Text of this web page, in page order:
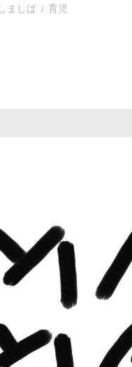
しましば ♪ 育児